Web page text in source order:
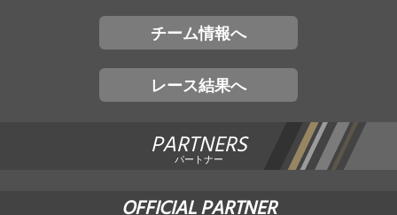
チーム情報へ
レース結果へ
PARTNERS
パートナー